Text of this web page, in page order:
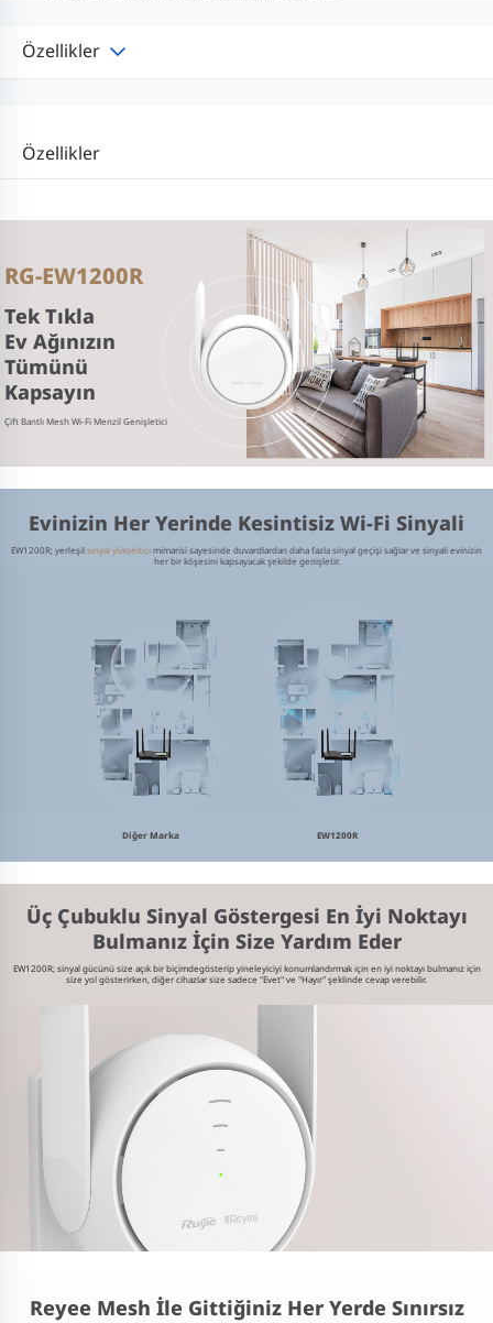
Özellikler
Özellikler
RG-EW1200R
Tek Tıkla
Ev Ağınızın
Tümünü
Kapsayın
Çift Bantlı Mesh Wi-Fi Menzil Genişletici
Evinizin Her Yerinde Kesintisiz Wi-Fi Sinyali
EW1200R; yerleşilsinyal yükselticimimarisi sayesinde duvardlardan daha fazla sinyal geçişi sağlar ve sinyali evinizin
her bir köşesini kapsayacak şekilde genişletir.
Diğer Marka EW1200R
Üç Çubuklu Sinyal Göstergesi En İyi Noktayı
Bulmanız İçin Size Yardım Eder
EW1200R; sinyal gücünü size açık bir biçimdegösterip yineleyiciyi konumlandırmak içinen iyi noktayı bulmanız için
size yol gösterirken, diğer cihazlarsize sadece "Evet" ve "Hayır" şeklinde cevap verebilir.
Reyee Mesh İle Gittiğiniz Her Yerde Sınırsız